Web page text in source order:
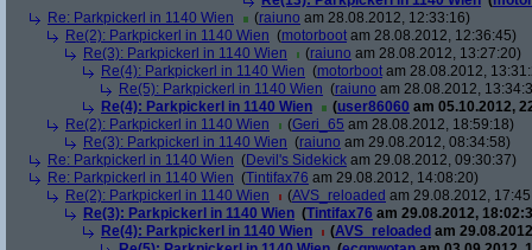
Re: Parkpickerl in 1140 Wien
(raiuno am 28.08.2012, 12:33:16)
Re(2): Parkpickerl in 1140 Wien (motorboot am 28.08.2012, 12:36:45)
Re(3): Parkpickerl in 1140 Wien
(raiuno am 28.08.2012, 13:27:20)
Re(4): Parkpickerl in 1140 Wien (motorboot am 28.08.2012,
Re(5): Parkpickerl in 1140 Wien (raiuno am 28.08.2012,
Re(4): Parkpickerl in 1140 Wien
(user86060 am 05.10.2012,
Re(2): Parkpickerl in 1140 Wien
(Geri_65 am 28.08.2012, 18:59:18)
Re(3): Parkpickerl in 1140 Wien (raiuno am 29.08.2012, 08:34:58)
Re: Parkpickerl in 1140 Wien (Devil's Sidekick am 29.08.2012, 09:30:37)
Re: Parkpickerl in 1140 Wien (Tintifax76 am 29.08.2012, 14:08:20)
Re(2): Parkpickerl in 1140 Wien
(AVS_reloaded am 29.08.2012,
Re(3): Parkpickerl in 1140 Wien (Tintifax76 am 29.08.2012,
Re(4): Parkpickerl in 1140 Wien
(AVS_reloaded am